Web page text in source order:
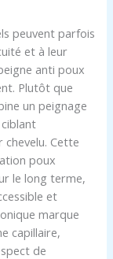
peuvent parfois
et à leur
anti poux
Plutôt que
un peignage
chevelu. Cette
poux
le long terme,
et
marque
capillaire,
de